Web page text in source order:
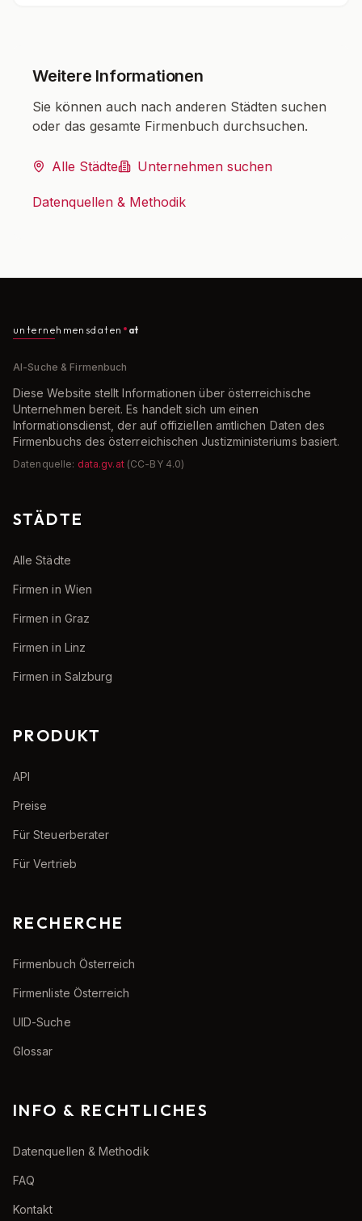
Weitere Informationen
Sie können auch nach anderen Städten suchen
oder das gesamte Firmenbuch durchsuchen.
Alle Städte Unternehmen suchen
Datenquellen & Methodik
unternehmensdaten at
AI-Suche & Firmenbuch
Diese Website stellt Informationen über österreichische
Unternehmen bereit. Es handelt sich um einen
Informationsdienst, der auf offiziellen amtlichen Daten des
Firmenbuchs des österreichischen Justizministeriums basiert.
Datenquelle: data.gv.at (CC-BY 4.0)
STÄDTE
Alle Städte
Firmen in Wien
Firmen in Graz
Firmen in Linz
Firmen in Salzburg
PRODUKT
API
Preise
Für Steuerberater
Für Vertrieb
RECHERCHE
Firmenbuch Österreich
Firmenliste Österreich
UID-Suche
Glossar
INFO & RECHTLICHES
Datenquellen & Methodik
FAQ
Kontakt